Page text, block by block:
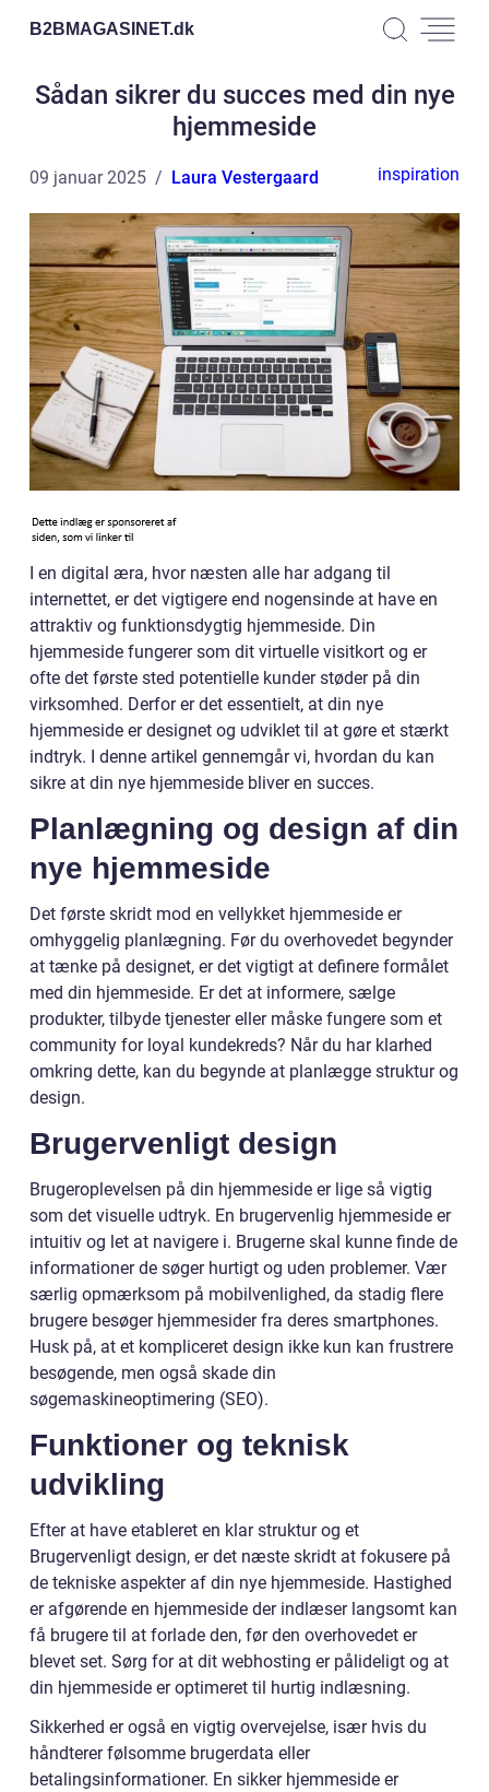
B2BMAGASINET.dk
Sådan sikrer du succes med din nye
hjemmeside
09 januar 2025 Laura Vestergaard inspiration
I en digital æra, hvor næsten alle har adgang til
internettet, er det vigtigere end nogensinde at have en
attraktiv og funktionsdygtig hjemmeside. Din
hjemmeside fungerer som dit virtuelle visitkort og er
ofte det første sted potentielle kunder støder på din
virksomhed. Derfor er det essentielt, at din nye
hjemmeside er designet og udviklet til at gøre et stærkt
indtryk. I denne artikel gennemgår vi, hvordan du kan
sikre at din nye hjemmeside bliver en succes.
Planlægning og design af din
nye hjemmeside
Det første skridt mod en vellykket hjemmeside er
omhyggelig planlægning. Før du overhovedet begynder
at tænke på designet, er det vigtigt at definere formålet
med din hjemmeside. Er det at informere, sælge
produkter, tilbyde tjenester eller måske fungere som et
community for loyal kundekreds? Når du har klarhed
omkring dette, kan du begynde at planlægge struktur og
design.
Brugervenligt design
Brugeroplevelsen på din hjemmeside er lige så vigtig
som det visuelle udtryk. En brugervenlig hjemmeside er
intuitiv og let at navigere i. Brugerne skal kunne finde de
informationer de søger hurtigt og uden problemer. Vær
særlig opmærksom på mobilvenlighed, da stadig flere
brugere besøger hjemmesider fra deres smartphones.
Husk på, at et kompliceret design ikke kun kan frustrere
besøgende, men også skade din
søgemaskineoptimering (SEO).
Funktioner og teknisk
udvikling
Efter at have etableret en klar struktur og et
Brugervenligt design, er det næste skridt at fokusere på
de tekniske aspekter af din nye hjemmeside. Hastighed
er afgørende en hjemmeside der indlæser langsomt kan
få brugere til at forlade den, før den overhovedet er
blevet set. Sørg for at dit webhosting er pålideligt og at
din hjemmeside er optimeret til hurtig indlæsning.
Sikkerhed er også en vigtig overvejelse, især hvis du
håndterer følsomme brugerdata eller
betalingsinformationer. En sikker hjemmeside er